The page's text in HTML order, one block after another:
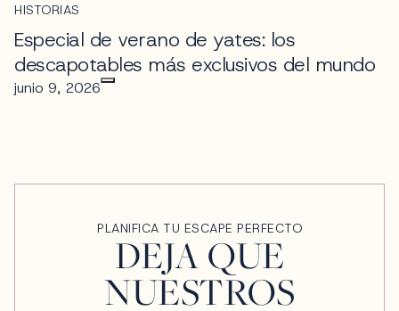
HISTORIAS
Especial de verano de yates: los
descapotables más exclusivos del mundo
junio 9, 2026
PLANIFICA TU ESCAPE PERFECTO
DEJA QUE
NUESTROS